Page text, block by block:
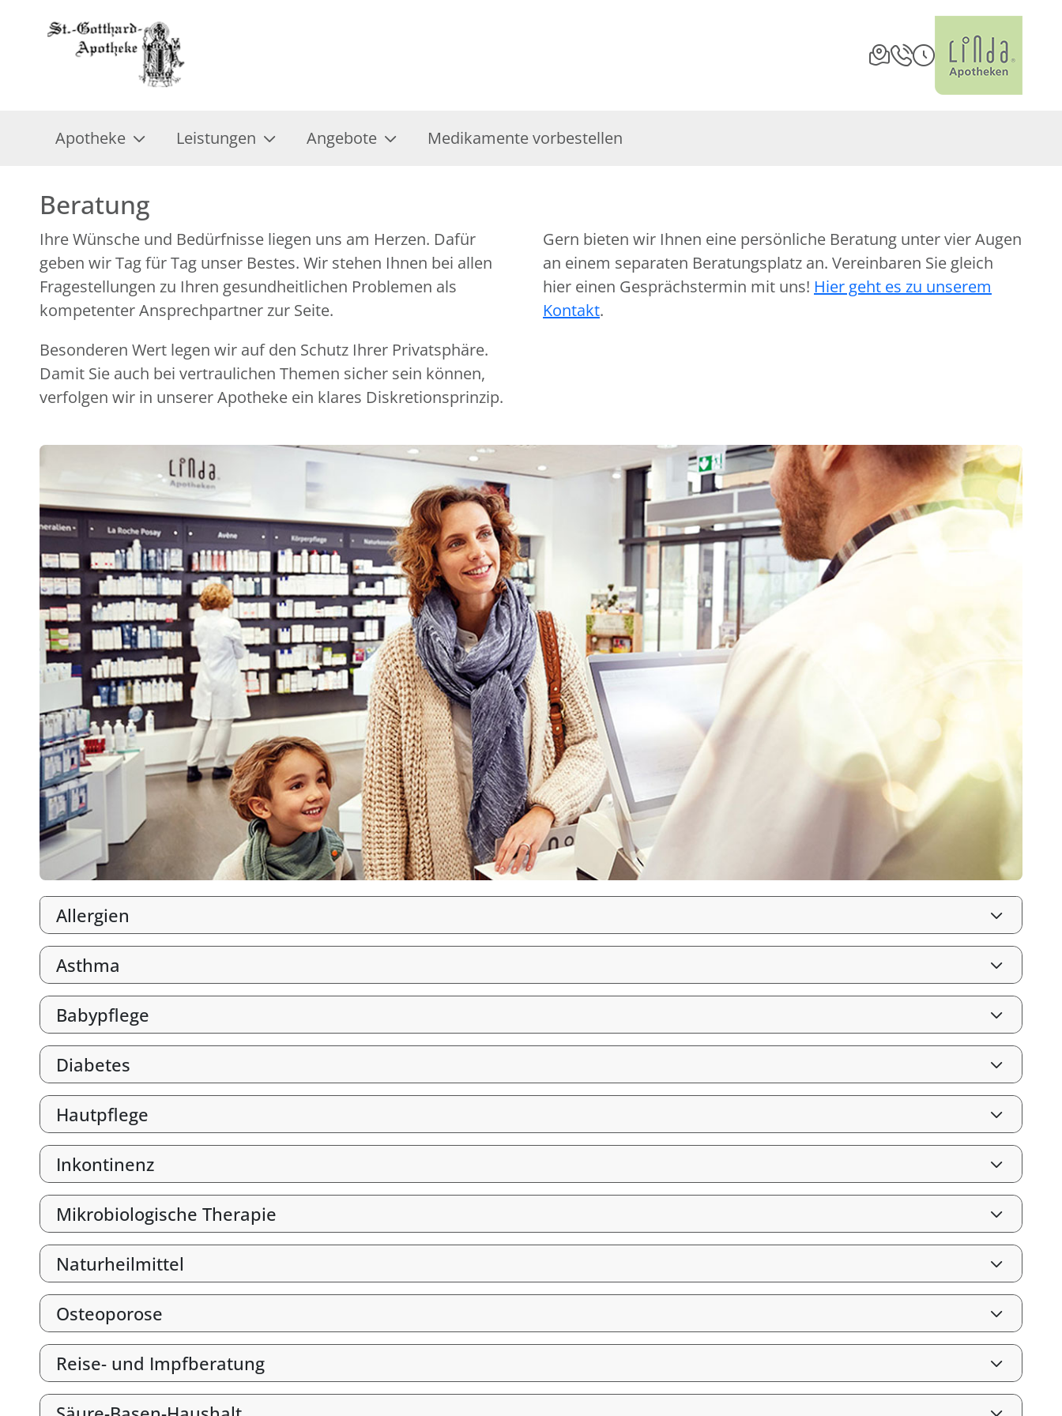
Apotheke Leistungen Angebote Medikamente vorbestellen
Beratung
Ihre Wünsche und Bedürfnisse liegen uns am Herzen. Dafür
geben wir Tag für Tag unser Bestes. Wir stehen Ihnen bei allen
Fragestellungen zu Ihren gesundheitlichen Problemen als
kompetenter Ansprechpartner zur Seite.
Besonderen Wert legen wir auf den Schutz Ihrer Privatsphäre.
Damit Sie auch bei vertraulichen Themen sicher sein können,
verfolgen wir in unserer Apotheke ein klares Diskretionsprinzip.
Gern bieten wir Ihnen eine persönliche Beratung unter vier Augen
an einem separaten Beratungsplatz an. Vereinbaren Sie gleich
hier einen Gesprächstermin mit uns! Hier geht es zu unserem
Kontakt.
Allergien
Asthma
Babypflege
Diabetes
Hautpflege
Inkontinenz
Mikrobiologische Therapie
Naturheilmittel
Osteoporose
Reise- und Impfberatung